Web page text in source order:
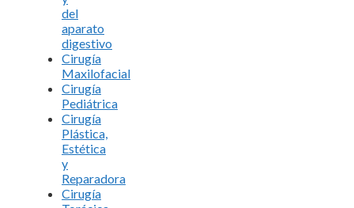
del
aparato
digestivo
Cirugía
Maxilofacial
Cirugía
Pediátrica
Cirugía
Plástica,
Estética
y
Reparadora
Cirugía